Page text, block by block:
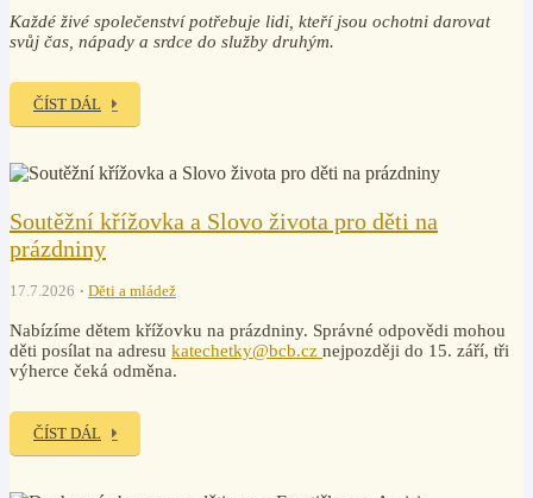
Každé živé společenství potřebuje lidi, kteří jsou ochotni darovat
svůj čas, nápady a srdce do služby druhým.
ČÍST DÁL
Soutěžní křížovka a Slovo života pro děti na
prázdniny
17.7.2026 Děti a mládež
Nabízíme dětem křížovku na prázdniny. Správné odpovědi mohou
děti posílat na adresu katechetky@bcb.cz nejpozději do 15. září, tři
výherce čeká odměna.
ČÍST DÁL